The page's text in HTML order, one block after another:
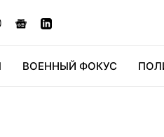
ВОЕННЫЙ ФОКУС